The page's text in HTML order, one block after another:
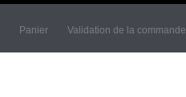
Panier Validation de la commande